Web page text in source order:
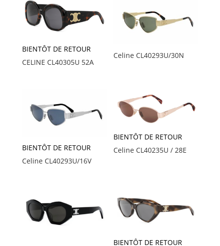
BIENTÔT DE RETOUR
CELINE CL40305U 52A
Celine CL40293U/30N
BIENTÔT DE RETOUR
Celine CL40293U/16V
BIENTÔT DE RETOUR
Celine CL40235U / 28E
BIENTÔT DE RETOUR